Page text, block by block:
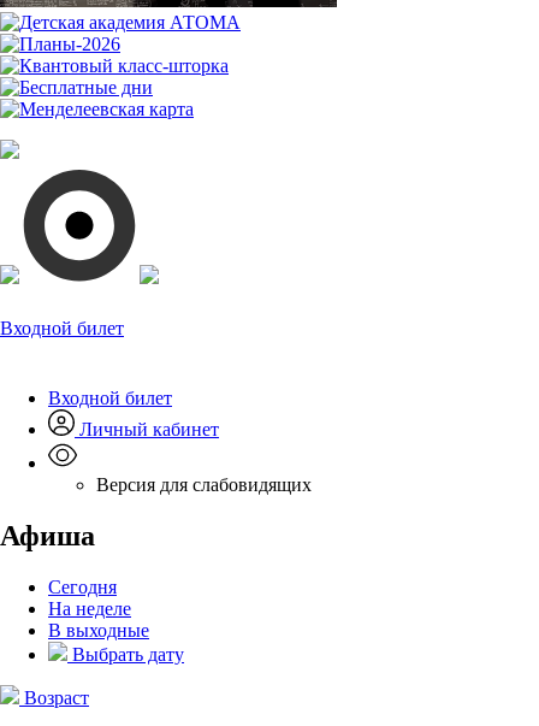
Входной билет
Входной билет
Личный кабинет
Версия для слабовидящих
Афиша
Сегодня
На неделе
В выходные
Выбрать дату
Возраст